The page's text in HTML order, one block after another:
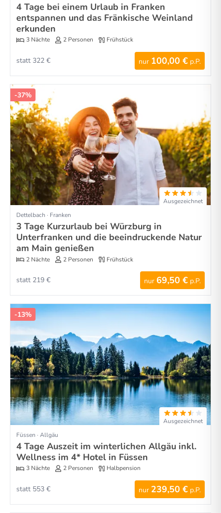
4 Tage bei einem Urlaub in Franken
entspannen und das Fränkische Weinland
erkunden
3 Nächte 2 Personen Frühstück
nur 100,00 € p.P.
statt 322 €
-37%
Ausgezeichnet
Dettelbach · Franken
3 Tage Kurzurlaub bei Würzburg in
Unterfranken und die beeindruckende Natur
am Main genießen
2 Nächte 2 Personen Frühstück
nur 69,50 € p.P.
statt 219 €
-13%
Ausgezeichnet
Füssen · Allgäu
4 Tage Auszeit im winterlichen Allgäu inkl.
Wellness im 4* Hotel in Füssen
3 Nächte 2 Personen Halbpension
nur 239,50 € p.P.
statt 553 €